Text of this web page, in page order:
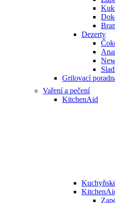
Dezerty
Grilovací
Vaření a pečení
KitchenAid